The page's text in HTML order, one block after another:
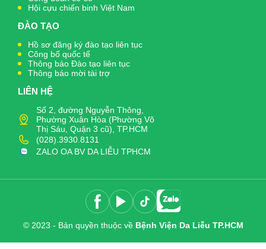
Hội cựu chiến binh Việt Nam
ĐÀO TẠO
Hồ sơ đăng ký đào tạo liên tục
Công bố quốc tế
Thông báo Đào tạo liên tục
Thông báo mời tài trợ
LIÊN HỆ
Số 2, đường Nguyễn Thông,
Phường Xuân Hòa (Phường Võ
Thị Sáu, Quận 3 cũ), TP.HCM
(028).3930.8131
ZALO OA BV DA LIỄU TPHCM
© 2023 - Bản quyền thuộc về Bệnh Viện Da Liễu TP.HCM